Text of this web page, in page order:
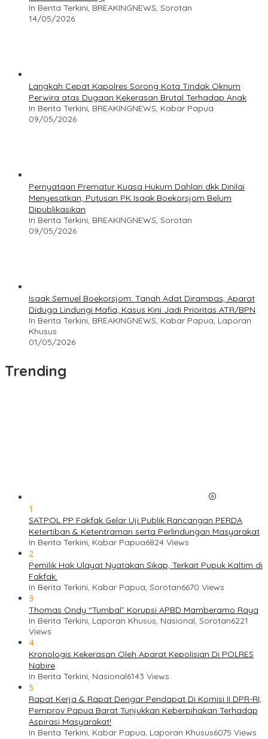
In Berita Terkini, BREAKINGNEWS, Sorotan
14/05/2026
Langkah Cepat Kapolres Sorong Kota Tindak Oknum
Perwira atas Dugaan Kekerasan Brutal Terhadap Anak
In Berita Terkini, BREAKINGNEWS, Kabar Papua
09/05/2026
Pernyataan Prematur Kuasa Hukum Dahlan dkk Dinilai
Menyesatkan, Putusan PK Isaak Boekorsjom Belum
Dipublikasikan
In Berita Terkini, BREAKINGNEWS, Sorotan
09/05/2026
Isaak Semuel Boekorsjom: Tanah Adat Dirampas, Aparat
Diduga Lindungi Mafia, Kasus Kini Jadi Prioritas ATR/BPN
In Berita Terkini, BREAKINGNEWS, Kabar Papua, Laporan
Khusus
01/05/2026
Trending
1
SATPOL PP Fakfak Gelar Uji Publik Rancangan PERDA
Ketertiban & Ketentraman serta Perlindungan Masyarakat
In Berita Terkini, Kabar Papua6824 Views
2
Pemilik Hak Ulayat Nyatakan Sikap, Terkait Pupuk Kaltim di
Fakfak.
In Berita Terkini, Kabar Papua, Sorotan6670 Views
3
Thomas Ondy “Tumbal” Korupsi APBD Mamberamo Raya
In Berita Terkini, Laporan Khusus, Nasional, Sorotan6221
Views
4
Kronologis Kekerasan Oleh Aparat Kepolisian Di POLRES
Nabire
In Berita Terkini, Nasional6143 Views
5
Rapat Kerja & Rapat Dengar Pendapat Di Komisi II DPR-RI,
Pemprov Papua Barat Tunjukkan Keberpihakan Terhadap
Aspirasi Masyarakat!
In Berita Terkini, Kabar Papua, Laporan Khusus6075 Views